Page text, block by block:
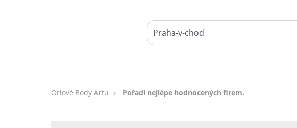
Orlové Body Artu Pořadí nejlépe hodnocených firem.